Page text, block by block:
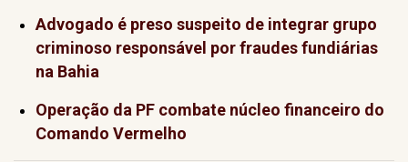
Advogado é preso suspeito de integrar grupo
criminoso responsável por fraudes fundiárias
na Bahia
Operação da PF combate núcleo financeiro do
Comando Vermelho